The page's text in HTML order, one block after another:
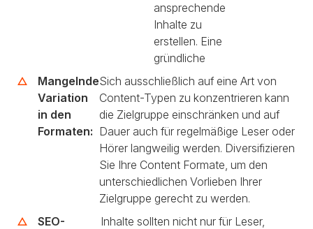
ansprechende
Inhalte zu
erstellen. Eine
gründliche
Mangelnde
Variation
in den
Formaten:
Sich ausschließlich auf eine Art von
Content-Typen zu konzentrieren kann
die Zielgruppe einschränken und auf
Dauer auch für regelmäßige Leser oder
Hörer langweilig werden. Diversifizieren
Sie Ihre Content Formate, um den
unterschiedlichen Vorlieben Ihrer
Zielgruppe gerecht zu werden.
SEO-
Inhalte sollten nicht nur für Leser,